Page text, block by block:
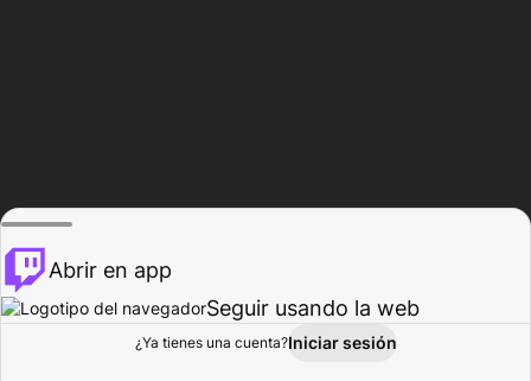
Explorar Actividad
Abrir en app
Seguir usando la web
¿Ya tienes una cuenta?Iniciar sesión